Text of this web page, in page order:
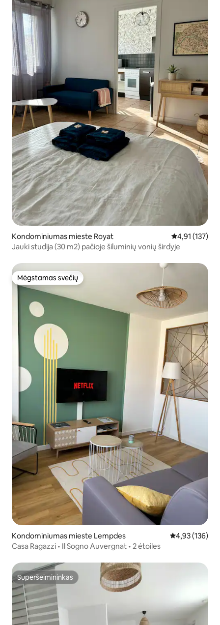
Kondominiumas mieste Royat Vidutinis
4,91 (137)
Jauki studija (30 m2) pačioje šiluminių vonių širdyje
Mėgstamas svečių
Mėgstamas svečių
Kondominiumas mieste Lempdes Vidutinis
4,93 (136)
Casa Ragazzi • Il Sogno Auvergnat • 2 étoiles
Superšeimininkas
Superšeimininkas